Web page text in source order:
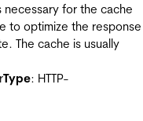
necessary for the cache
to optimize the response
The cache is usually
Type: HTTP-